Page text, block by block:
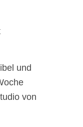
und
von